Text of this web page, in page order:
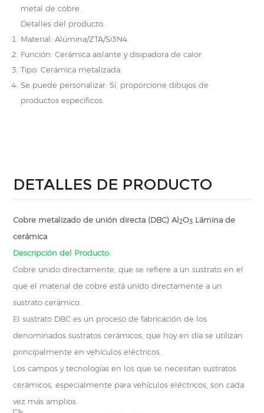
metal de cobre.
Detalles del producto:
Material: Alúmina/ZTA/Si3N4.
Función: Cerámica aislante y disipadora de calor.
Tipo: Cerámica metalizada.
Se puede personalizar: Sí, proporcione dibujos de
productos específicos.
DETALLES DE PRODUCTO
Cobre metalizado de unión directa (DBC) Al2O3 Lámina de
cerámica
Descripción del Producto:
Cobre unido directamente, que se refiere a un sustrato en el
que el material de cobre está unido directamente a un
sustrato cerámico.
El sustrato DBC es un proceso de fabricación de los
denominados sustratos cerámicos, que hoy en día se utilizan
principalmente en vehículos eléctricos.
Los campos y tecnologías en los que se necesitan sustratos
cerámicos, especialmente para vehículos eléctricos, son cada
vez más amplios.